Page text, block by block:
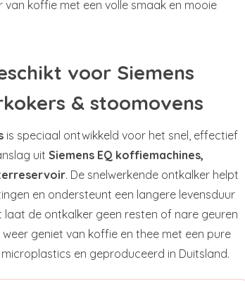
koffie met een volle smaak en mooie
voor Siemens
& stoomovens
is speciaal ontwikkeld voor het snel, effectief
uit Siemens EQ koffiemachines,
. De snelwerkende ontkalker helpt
en ondersteunt een langere levensduur
de ontkalker geen resten of nare geuren
geniet van koffie en thee met een pure
en geproduceerd in Duitsland.